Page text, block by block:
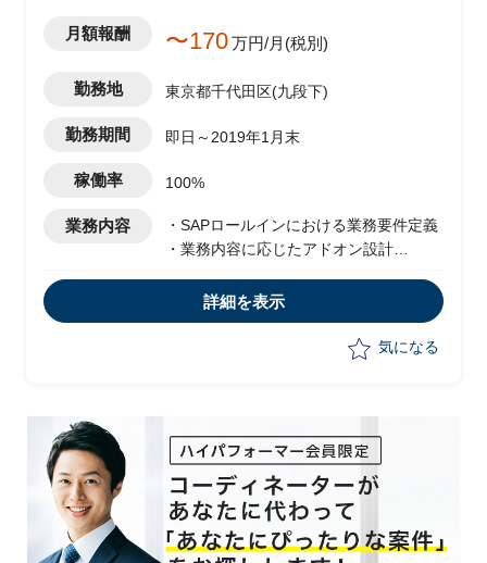
月額報酬 〜170万円/月(税別)
勤務地 東京都千代田区(九段下)
勤務期間 即日～2019年1月末
稼働率 100%
業務内容
・SAPロールインにおける業務要件定義
・業務内容に応じたアドオン設計
詳細を表示
気になる